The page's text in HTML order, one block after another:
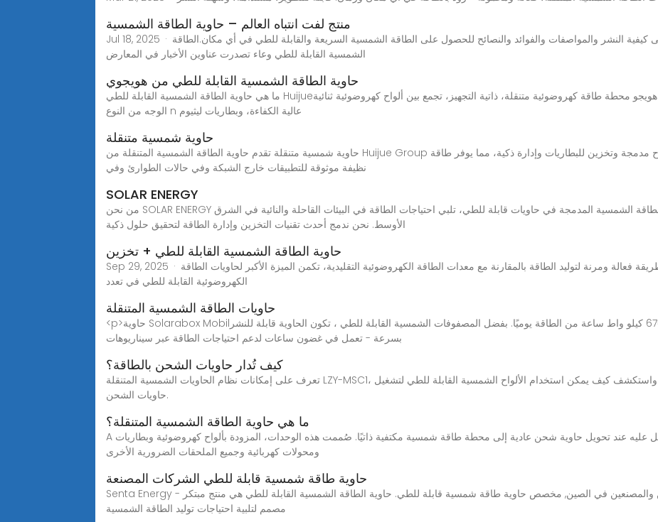
منتج لفت انتباه العالم – حاوية الطاقة الشمسية
Jul 18, 2025 · حاوية الطاقة الشمسية القابلة للطي: تعرف على كيفية النشر والمواصفات والفوائد والنصائح للحصول على الطاقة الشمسية السريعة والقابلة للطي في أي مكان.الطاقة
الشمسية القابلة للطي وعاء تصدرت عناوين الأخبار في المعارض
حاوية الطاقة الشمسية القابلة للطي من هويجوي
ما هي حاوية الطاقة الشمسية القابلة للطي Huijue؟ ال حاوية الطاقة الشمسية القابلة للطي من هويجو محطة طاقة كهروضوئية متنقلة، ذاتية التجهيز، تجمع بين ألواح كهروضوئية ثنائية
الوجه من النوع n عالية الكفاءة، وبطاريات ليثيوم
حاوية شمسية متنقلة
حاوية شمسية متنقلة تقدم حاوية الطاقة الشمسية المتنقلة من Huijue Group نظام طاقة شمسية مدمج وقابل للنقل مع ألواح مدمجة وتخزين للبطاريات وإدارة ذكية، مما يوفر طاقة
نظيفة موثوقة للتطبيقات خارج الشبكة وفي حالات الطوارئ وفي
SOLAR ENERGY
من نحن SOLAR ENERGY هي شركة متخصصة في تطوير أنظمة الطاقة الشمسية المدمجة في حاويات قابلة للطي، تلبي احتياجات الطاقة في البيئات القاحلة والنائية في الشرق
الأوسط. نحن ندمج أحدث تقنيات التخزين وإدارة الطاقة لتحقيق حلول ذكية
حاوية الطاقة الشمسية القابلة للطي + تخزين
Sep 29, 2025 · حاويات الطاقة الشمسية القابلة للطي: طريقة فعالة ومرنة لتوليد الطاقة بالمقارنة مع معدات الطاقة الكهروضوئية التقليدية، تكمن الميزة الأكبر لحاويات الطاقة
الكهروضوئية القابلة للطي في تعدد
حاويات الطاقة الشمسية المتنقلة
<p>حاوية Solarabox Mobilيوفر النظام الشمسي المتكامل من 400 إلى 670 كيلو واط ساعة من الطاقة يوميًا. بفضل المصفوفات الشمسية القابلة للطي ، تكون الحاوية قابلة للنشر
بسرعة - تعمل في غضون ساعات لدعم احتياجات الطاقة عبر سيناريوهات
كيف تُدار حاويات الشحن بالطاقة؟
تعرف على إمكانات نظام الحاويات الشمسية المتنقلة LZY-MSC1، والألواح الشمسية المتقدمة في الحاويات، واستكشف كيف يمكن استخدام الألواح الشمسية القابلة للطي لتشغيل
حاويات الشحن.
ما هي حاوية الطاقة الشمسية المتنقلة؟
A حاوية الطاقة الشمسية المتنقلة هذا ما ستحصل عليه عند تحويل حاوية شحن عادية إلى محطة طاقة شمسية مكتفية ذاتيًا. صُممت هذه الوحدات، المزودة بألواح كهروضوئية وبطاريات
ومحولات كهربائية وجميع الملحقات الضرورية الأخرى
حاوية طاقة شمسية قابلة للطي الشركات المصنعة
Senta Energy - حاوية طاقة شمسية قابلة للطي الموردين والمصنعين في الصين, مخصص حاوية طاقة شمسية قابلة للطي. حاوية الطاقة الشمسية القابلة للطي هي منتج مبتكر
مصمم لتلبية احتياجات توليد الطاقة الشمسية